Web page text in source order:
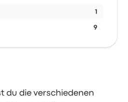
1
9
du die verschiedenen